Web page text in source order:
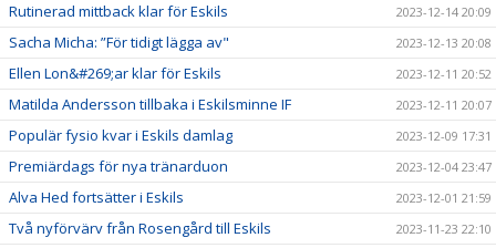
Rutinerad mittback klar för Eskils 2023-12-14 20:09
Sacha Micha: ”För tidigt lägga av" 2023-12-13 20:08
Ellen Lon&#269;ar klar för Eskils 2023-12-11 20:52
Matilda Andersson tillbaka i Eskilsminne IF 2023-12-11 20:07
Populär fysio kvar i Eskils damlag 2023-12-09 17:31
Premiärdags för nya tränarduon 2023-12-04 23:47
Alva Hed fortsätter i Eskils 2023-12-01 21:59
Två nyförvärv från Rosengård till Eskils 2023-11-23 22:10